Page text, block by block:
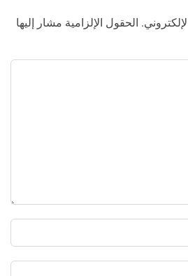
الحقول الإلزامية مشار إليها